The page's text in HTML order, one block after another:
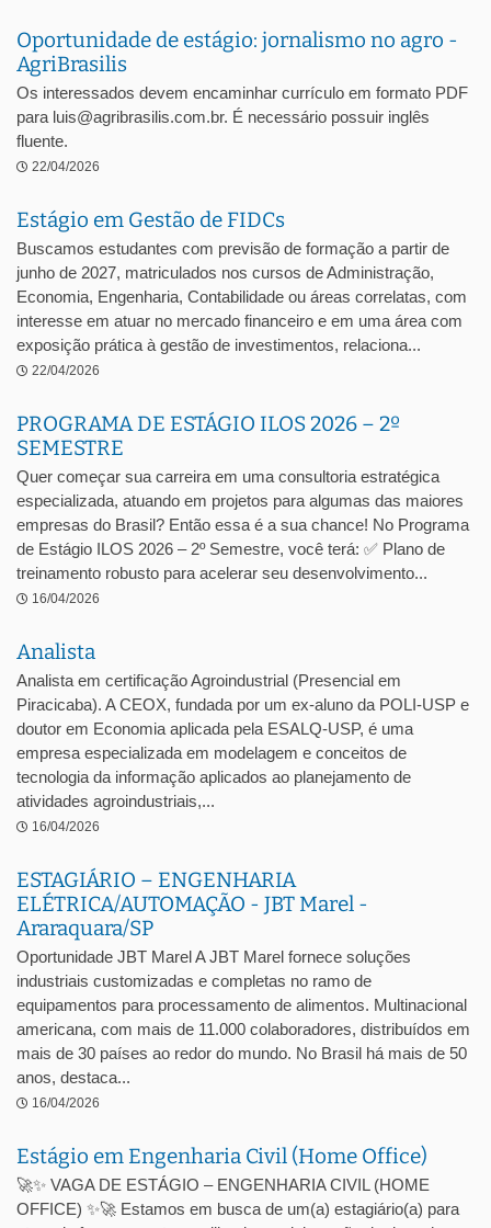
Oportunidade de estágio: jornalismo no agro -
AgriBrasilis
Os interessados devem encaminhar currículo em formato PDF
para luis@agribrasilis.com.br. É necessário possuir inglês
fluente.
22/04/2026
Estágio em Gestão de FIDCs
Buscamos estudantes com previsão de formação a partir de
junho de 2027, matriculados nos cursos de Administração,
Economia, Engenharia, Contabilidade ou áreas correlatas, com
interesse em atuar no mercado financeiro e em uma área com
exposição prática à gestão de investimentos, relaciona...
22/04/2026
PROGRAMA DE ESTÁGIO ILOS 2026 – 2º
SEMESTRE
Quer começar sua carreira em uma consultoria estratégica
especializada, atuando em projetos para algumas das maiores
empresas do Brasil? Então essa é a sua chance! No Programa
de Estágio ILOS 2026 – 2º Semestre, você terá: ✅ Plano de
treinamento robusto para acelerar seu desenvolvimento...
16/04/2026
Analista
Analista em certificação Agroindustrial (Presencial em
Piracicaba). A CEOX, fundada por um ex-aluno da POLI-USP e
doutor em Economia aplicada pela ESALQ-USP, é uma
empresa especializada em modelagem e conceitos de
tecnologia da informação aplicados ao planejamento de
atividades agroindustriais,...
16/04/2026
ESTAGIÁRIO – ENGENHARIA
ELÉTRICA/AUTOMAÇÃO - JBT Marel -
Araraquara/SP
Oportunidade JBT Marel A JBT Marel fornece soluções
industriais customizadas e completas no ramo de
equipamentos para processamento de alimentos. Multinacional
americana, com mais de 11.000 colaboradores, distribuídos em
mais de 30 países ao redor do mundo. No Brasil há mais de 50
anos, destaca...
16/04/2026
Estágio em Engenharia Civil (Home Office)
🚀✨ VAGA DE ESTÁGIO – ENGENHARIA CIVIL (HOME
OFFICE) ✨🚀 Estamos em busca de um(a) estagiário(a) para